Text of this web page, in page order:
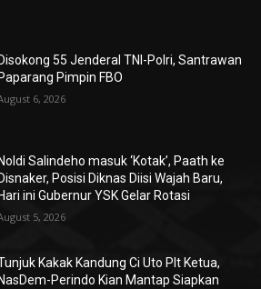
Disokong 55 Jenderal TNI-Polri, Santrawan
Paparang Pimpin FBO
6, 2026
Noldi Salindeho masuk ‘Kotak’, Paath ke
Disnaker, Posisi Diknas Diisi Wajah Baru,
Hari ini Gubernur YSK Gelar Rotasi
5, 2026
Kakak Kandung Ci Uto Plt Ketua,
NasDem-Perindo Kian Mantap Siapkan